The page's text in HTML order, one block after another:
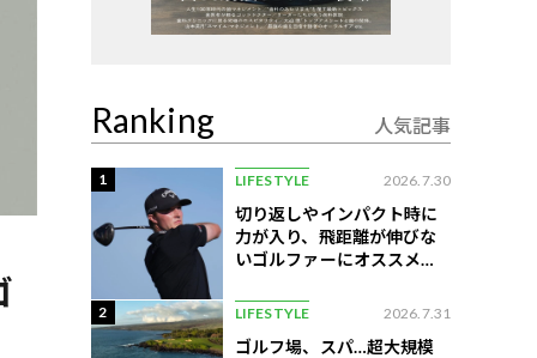
Ranking 人気記事
1 LIFESTYLE 2026.7.30
切り返しやインパクト時に
力が入り、飛距離が伸びな
いゴルファーにオススメの
2 LIFESTYLE 2026.7.31
ゴルフ場、スパ…超大規模